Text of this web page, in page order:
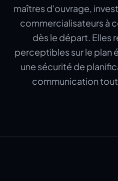
maîtres d'ouvrage,
commercialisateurs à
dès le départ. Elles
perceptibles sur le plan
une sécurité de
communication